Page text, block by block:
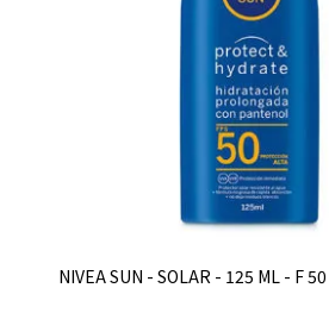
NIVEA SUN - SOLAR - 125 ML - F 50